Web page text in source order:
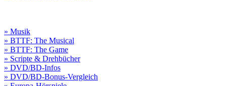
» Musik
» BTTF: The Musical
» BTTF: The Game
» Scripte & Drehbücher
» DVD/BD-Infos
» DVD/BD-Bonus-Vergleich